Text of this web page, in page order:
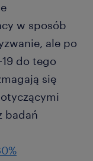
w sposób
ale po
do tego
się
badań